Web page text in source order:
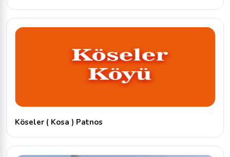
Köseler ( Kosa ) Patnos